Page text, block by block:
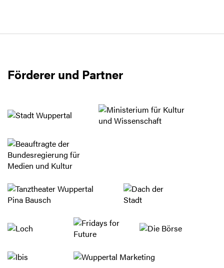
Förderer und Partner